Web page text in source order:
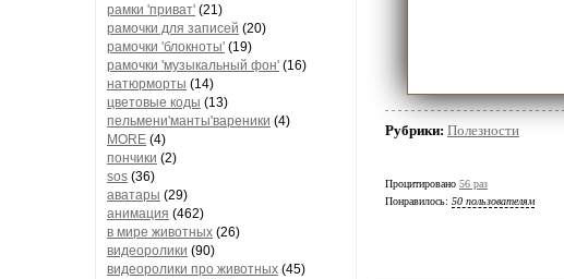
рамки 'приват' (21)
рамочки для записей (20)
рамочки 'блокноты' (19)
рамочки 'музыкальный фон' (16)
натюрморты (14)
цветовые коды (13)
пельмени'манты'вареники (4)
MORE (4)
пончики (2)
sos (36)
аватары (29)
анимация (462)
в мире животных (26)
видеоролики (90)
видеоролики про животных (45)
Рубрики: Полезности
Процитировано 56 раз
Понравилось: 50 пользователям